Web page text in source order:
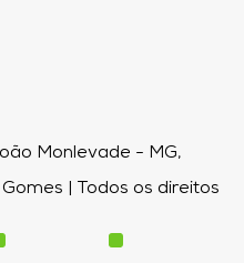
Monlevade - MG,
| Todos os direitos